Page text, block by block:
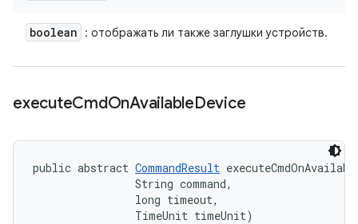
boolean : отображать ли также заглушки устройств.
executeCmdOnAvailableDevice
public abstract CommandResult
                String command,
                long timeout,
                TimeUnit timeUnit)